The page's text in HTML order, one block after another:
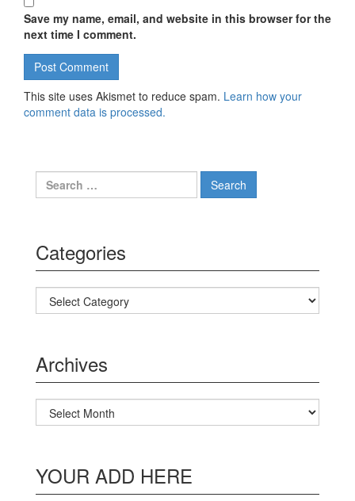
Save my name, email, and website in this browser for the
next time I comment.
This site uses Akismet to reduce spam. Learn how your
comment data is processed.
Search for:
Categories
Categories
Archives
Archives
YOUR ADD HERE